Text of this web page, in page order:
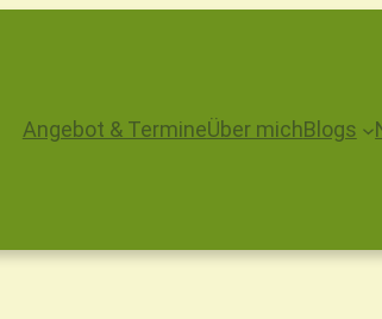
Angebot & TermineÜber michBlogs